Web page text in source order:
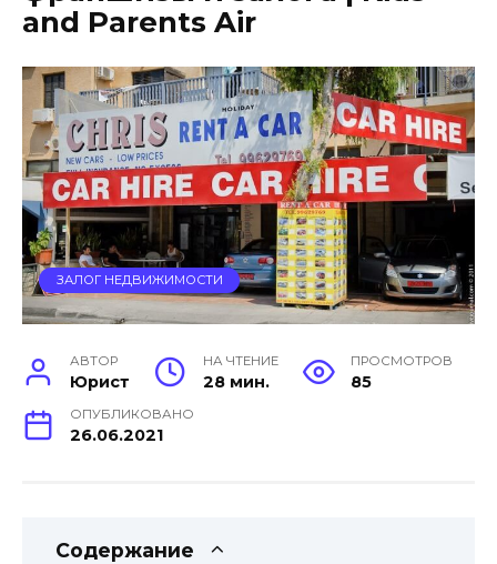
and Parents Air
ЗАЛОГ НЕДВИЖИМОСТИ
АВТОР
Юрист
НА ЧТЕНИЕ
28 мин.
ПРОСМОТРОВ
85
ОПУБЛИКОВАНО
26.06.2021
Содержание